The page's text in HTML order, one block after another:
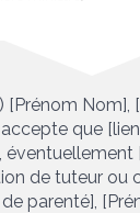
[Prénom
que
éventuellement
de tuteur ou
parenté],